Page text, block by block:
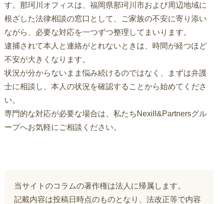
す。那珂川オフィスは、福岡県那珂川市および周辺地域に
根ざした法律相談の窓口として、ご家族の不安に寄り添い
ながら、必要な対応を一つずつ整理してまいります。
逮捕されて本人と連絡がとれないときは、時間が経つほど
不安が大きくなります。
状況が分からないまま悩み続けるのではなく、まずは弁護
士に相談し、本人の状況を確認することから始めてくださ
い。
専門的な対応が必要な場合は、私たちNexill&Partnersグル
ープへお気軽にご相談ください。
当サイトのコラムの著作権は法人に帰属します。
記載内容は投稿日時点のものとなり、法改正等で内容